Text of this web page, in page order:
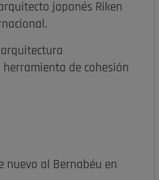
japonés Riken
de cohesión
nuevo al Bernabéu en